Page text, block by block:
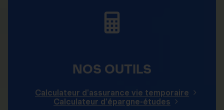
NOS OUTILS
Calculateur d'assurance vie temporaire
Calculateur d'épargne-études